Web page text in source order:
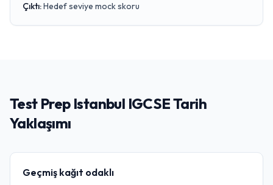
Çıktı:Hedef seviye mock skoru
Test Prep Istanbul IGCSE Tarih
Yaklaşımı
Geçmiş kağıt odaklı